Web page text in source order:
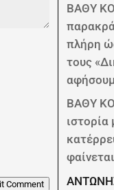
Comment
ΒΑΘΥ
πλήρη
τους
ΒΑΘΥ